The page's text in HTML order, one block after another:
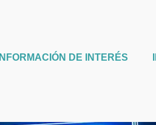
INFORMACIÓN DE INTERÉS